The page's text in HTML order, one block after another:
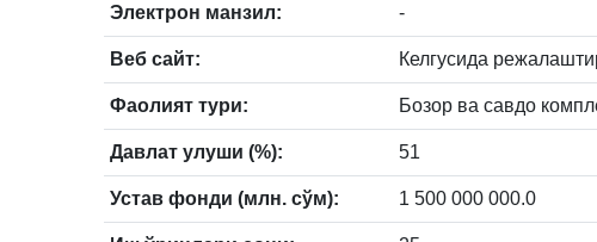
Электрон манзил: -
Веб сайт: Келгусида
Фаолият тури: Бозор ва савдо
Давлат улуши (%): 51
Устав фонди (млн. сўм): 1 500 000 000.0